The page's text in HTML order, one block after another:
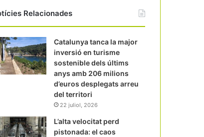
Relacionades
Catalunya tanca la major
inversió en turisme
sostenible dels últims
anys amb 206 milions
d’euros desplegats arreu
del territori
22 juliol, 2026
L’alta velocitat perd
pistonada: el caos